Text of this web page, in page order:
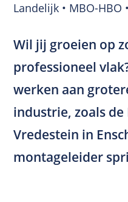
Landelijk • MBO-HBO
Wil jij groeien op
professioneel
werken aan
industrie, zoals
Vredestein in
montageleider